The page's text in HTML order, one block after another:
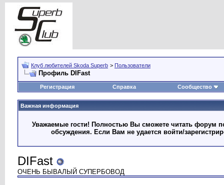
Клуб любителей Skoda Superb > Пользователи
Профиль DIFast
Регистрация Справка Сообщество
Важная информация
Уважаемые гости! Полностью Вы сможете читать форум
обсуждения. Если Вам не удается войти/
DIFast
ОЧЕНЬ БЫВАЛЫЙ СУПЕРБОВОД